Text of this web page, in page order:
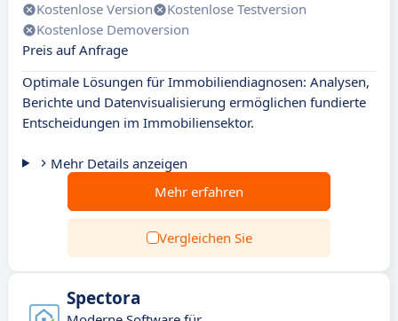
Kostenlose Version
Kostenlose Testversion
Kostenlose Demoversion
Preis auf Anfrage
Optimale Lösungen für Immobiliendiagnosen: Analysen,
Berichte und Datenvisualisierung ermöglichen fundierte
Entscheidungen im Immobiliensektor.
Mehr Details anzeigen
Mehr erfahren
Vergleichen Sie
Spectora